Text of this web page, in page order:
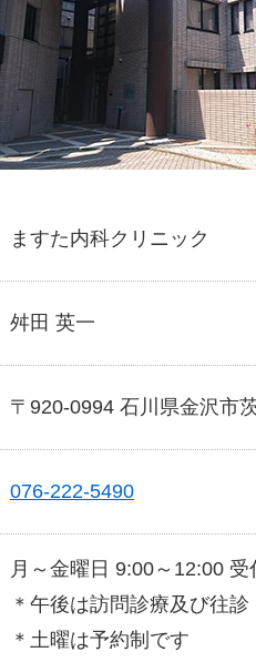
ますた内科クリニック
舛田 英一
〒920-0994 石川県金沢市
076-222-5490
月～金曜日 9:00～12:00 受
＊午後は訪問診療及び往診
＊土曜は予約制です